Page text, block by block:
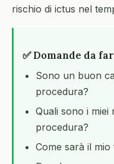
rischio di ictus nel
✅ Domande da
Sono un buon
procedura?
Quali sono i miei
procedura?
Come sarà il